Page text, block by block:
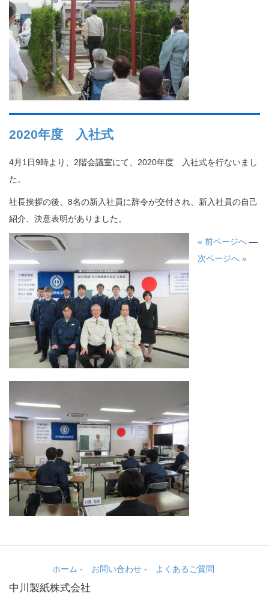
2020年度 入社式
4月1日9時より、2階会議室にて、2020年度 入社式を行ないまし
た。
社長挨拶の後、8名の新入社員に辞令が交付され、新入社員の自己
紹介、決意表明がありました。
« 前ページへ —
次ページへ »
ホーム - お問い合わせ- よくあるご質問
中川製紙株式会社